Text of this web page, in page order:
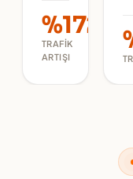
%172
TRAFIK
ARTIŞI